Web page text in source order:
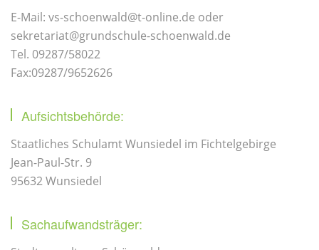
E-Mail: vs-schoenwald@t-online.de oder
sekretariat@grundschule-schoenwald.de
Tel. 09287/58022
Fax:09287/9652626
Aufsichtsbehörde:
Staatliches Schulamt Wunsiedel im Fichtelgebirge
Jean-Paul-Str. 9
95632 Wunsiedel
Sachaufwandsträger: